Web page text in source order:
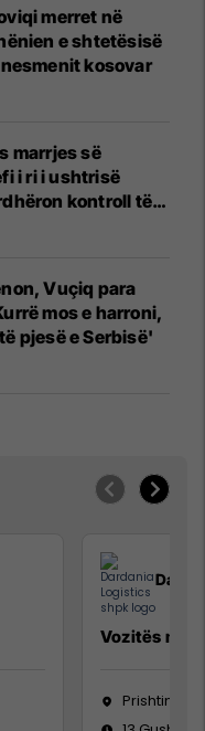
merret në
e shtetësisë
kosovar
marrjes së
i ri i ushtrisë
kontroll të
Vuçiq para
mos e harroni,
pjesë e Serbisë'
Vozitës me
Prishtinë